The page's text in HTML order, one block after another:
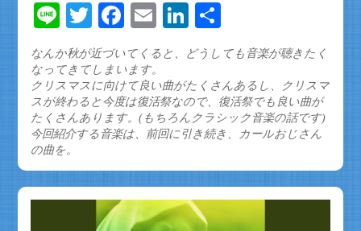
LineTwitterFacebook
EmailLinkedIn
有
なんか秋が近づいてくると、どうしても音楽が聴きたく
なってきてしまいます。
クリスマスに向けて良い曲がたくさんあるし、クリスマ
スが終わると今度は復活祭なので、復活祭でも良い曲が
たくさんあります。(もちろんクラシック音楽の話です)
今回紹介する音楽は、前回に引き続き、カールおじさん
の曲を。